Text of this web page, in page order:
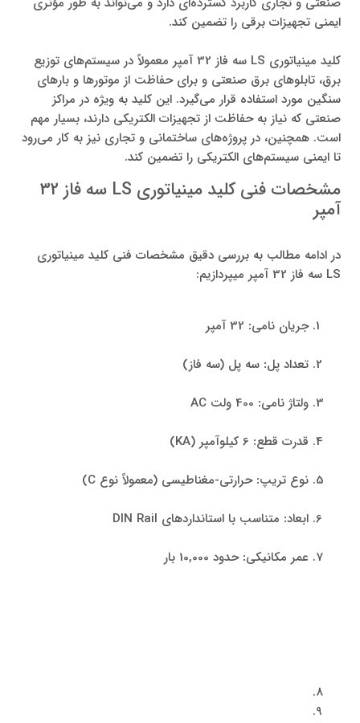
ایمنی تجهیزات برقی را تضمین کند.
کلید مینیاتوری LS سه فاز 32 آمپر معمولاً در سیستم‌های توزیع
برق، تابلوهای برق صنعتی و برای حفاظت از موتورها و بارهای
سنگین مورد استفاده قرار می‌گیرد. این کلید به ویژه در مراکز
صنعتی که نیاز به حفاظت از تجهیزات الکتریکی دارند، بسیار مهم
است. همچنین، در پروژه‌های ساختمانی و تجاری نیز به کار می‌رود
تا ایمنی سیستم‌های الکتریکی را تضمین کند.
مشخصات فنی کلید مینیاتوری LS سه فاز 32
آمپر
در ادامه مطالب به بررسی دقیق مشخصات فنی کلید مینیاتوری
LS سه فاز 32 آمپر میپردازیم:
جریان نامی:
تعداد پل: سه پل (سه فاز)
ولتاژ نامی:
قدرت قطع:
نوع تریپ: حرارتی-مغناطیسی (معمولاً نوع C)
ابعاد: متناسب با استانداردهای DIN Rail
عمر مکانیکی: حدود 10,000 بار